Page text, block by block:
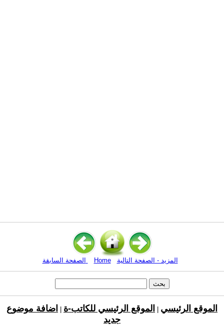
Home المزيد - الصفحة التالية
الموقع الرئيسي الموقع الرئيسي للكاتب-ة
اضافة موضوع
جديد